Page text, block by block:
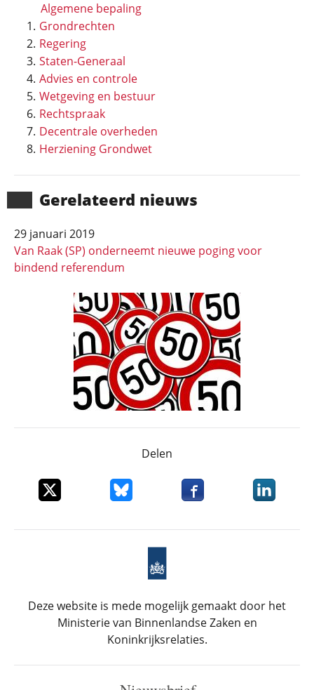
Algemene bepaling
Grondrechten
Regering
Staten-Generaal
Advies en controle
Wetgeving en bestuur
Rechtspraak
Decentrale overheden
Herziening Grondwet
Gerela­teerd nieuws
29 januari 2019
Van Raak (SP) onderneemt nieuwe poging voor
bindend referendum
Delen
Deel dit item op XDeel dit item op Bluesky
Deel dit item opDeel dit
Deze website is mede mogelijk gemaakt door het
Ministerie van Binnenlandse Zaken en
Koninkrijksrelaties.